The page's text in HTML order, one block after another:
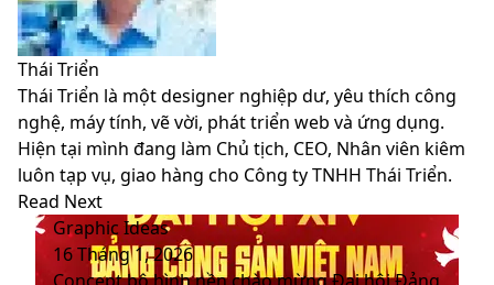
Thái Triển
Thái Triển là một designer nghiệp dư, yêu thích công
nghệ, máy tính, vẽ vời, phát triển web và ứng dụng.
Hiện tại mình đang làm Chủ tịch, CEO, Nhân viên kiêm
luôn tạp vụ, giao hàng cho Công ty TNHH Thái Triển.
Website
Facebook
LinkedIn
YouTube
Read Next
Graphic Ideas
16 Tháng 1, 2026